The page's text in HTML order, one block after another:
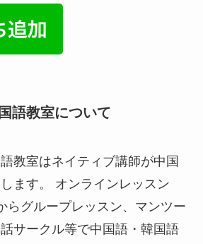
語教室について
教室はネイティブ講師が中国
ます。 オンラインレッスン
らグループレッスン、マンツー
サークル等で中国語・韓国語